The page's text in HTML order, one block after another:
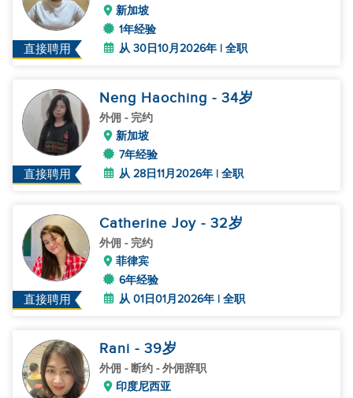
直接聘用
新加坡
1年经验
从 30日10月2026年 | 全职
直接聘用
Neng Haoching - 34岁
外佣 - 完约
新加坡
7年经验
从 28日11月2026年 | 全职
直接聘用
Catherine Joy - 32岁
外佣 - 完约
菲律宾
6年经验
从 01日01月2026年 | 全职
Rani - 39岁
外佣 - 断约 - 外佣辞职
印度尼西亚